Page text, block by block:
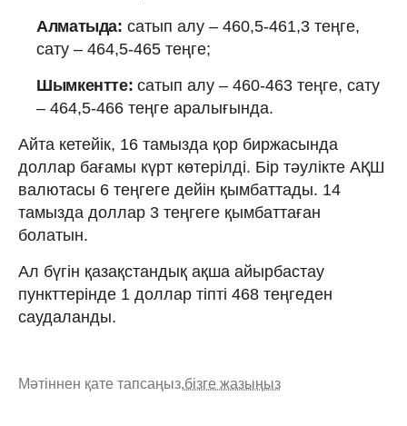
Алматыда: сатып алу – 460,5-461,3 теңге,
сату – 464,5-465 теңге;
Шымкентте: сатып алу – 460-463 теңге, сату
– 464,5-466 теңге аралығында.
Айта кетейік, 16 тамызда қор биржасында
доллар бағамы күрт көтерілді. Бір тәулікте АҚШ
валютасы 6 теңгеге дейін қымбаттады. 14
тамызда доллар 3 теңгеге қымбаттаған
болатын.
Ал бүгін қазақстандық ақша айырбастау
пункттерінде 1 доллар тіпті 468 теңгеден
саудаланды.
Мәтіннен қате тапсаңыз,бізге жазыңыз